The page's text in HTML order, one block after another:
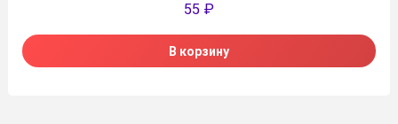
55 ₽
В корзину